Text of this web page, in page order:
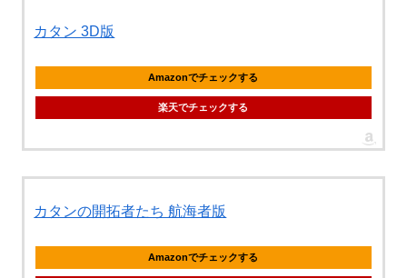
カタン 3D版
Amazonでチェックする
楽天でチェックする
カタンの開拓者たち 航海者版
Amazonでチェックする